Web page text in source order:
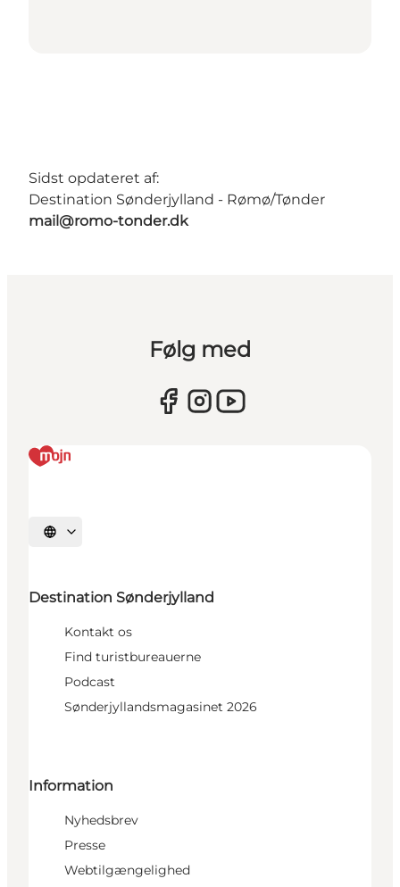
Sidst opdateret af:
Destination Sønderjylland - Rømø/Tønder
mail@romo-tonder.dk
Følg med
Vælg sprog
Destination Sønderjylland
Kontakt os
Find turistbureauerne
Podcast
Sønderjyllandsmagasinet 2026
Information
Nyhedsbrev
Presse
Webtilgængelighed